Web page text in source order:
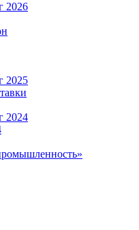
2026
2025
2024